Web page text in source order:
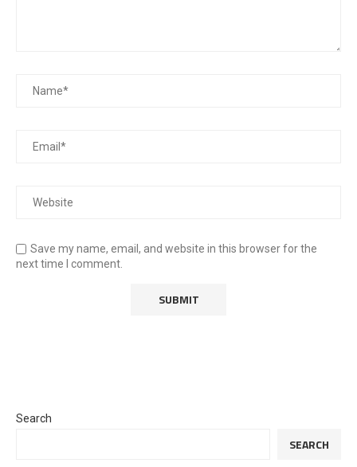
Save my name, email, and website in this browser for the
next time I comment.
Search
SEARCH